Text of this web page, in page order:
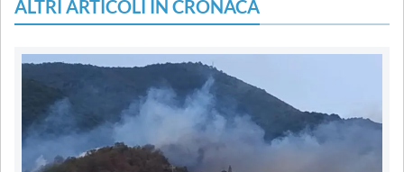
ALTRI ARTICOLI IN CRONACA